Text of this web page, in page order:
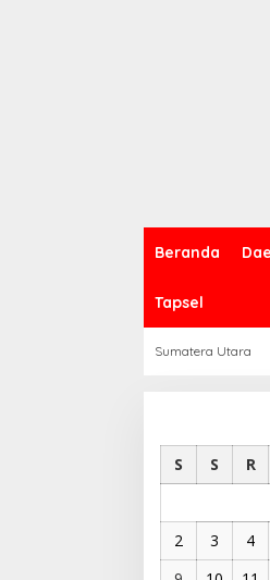
Beranda
Tapsel
Sumatera Utara
S
S R
2
3 4